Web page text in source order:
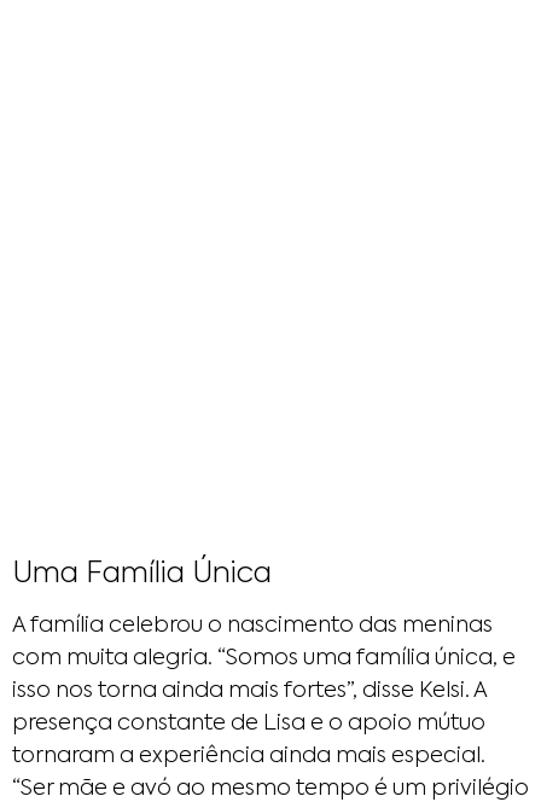
Uma Família Única
A família celebrou o nascimento das meninas
com muita alegria. “Somos uma família única, e
isso nos torna ainda mais fortes”, disse Kelsi. A
presença constante de Lisa e o apoio mútuo
tornaram a experiência ainda mais especial.
“Ser mãe e avó ao mesmo tempo é um privilégio